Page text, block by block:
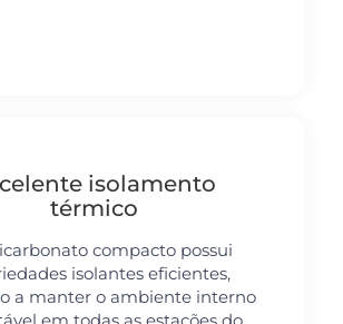
isolamento
térmico
compacto possui
isolantes eficientes,
a manter o ambiente interno